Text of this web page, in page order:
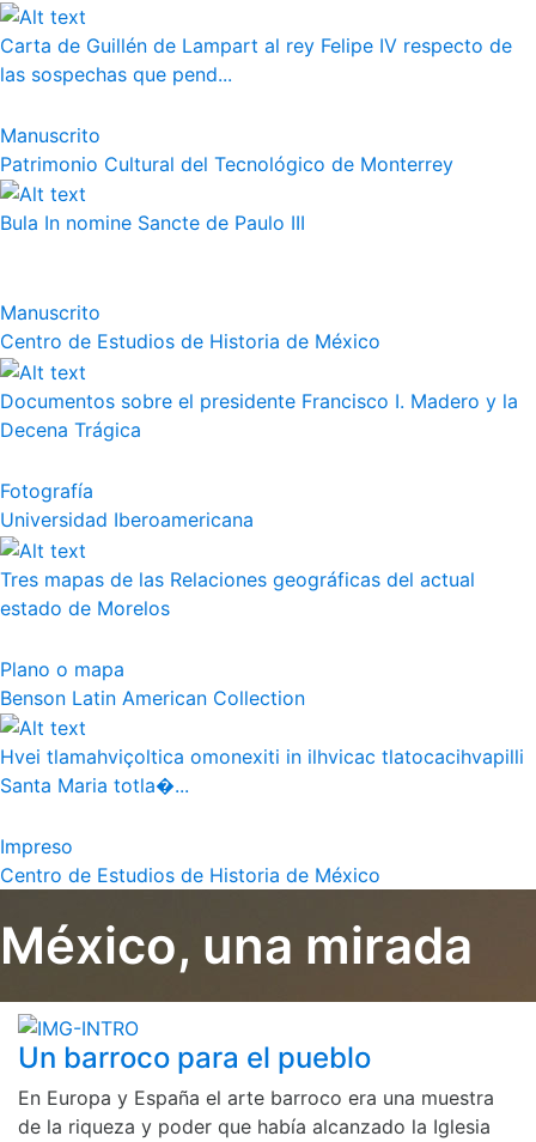
Carta de Guillén de Lampart al rey Felipe IV respecto de
las sospechas que pend...
Manuscrito
Patrimonio Cultural del Tecnológico de Monterrey
Bula In nomine Sancte de Paulo III
Manuscrito
Centro de Estudios de Historia de México
Documentos sobre el presidente Francisco I. Madero y la
Decena Trágica
Fotografía
Universidad Iberoamericana
Tres mapas de las Relaciones geográficas del actual
estado de Morelos
Plano o mapa
Benson Latin American Collection
Hvei tlamahviçoltica omonexiti in ilhvicac tlatocacihvapilli
Santa Maria totla�...
Impreso
Centro de Estudios de Historia de México
México, una mirada
Un barroco para el pueblo
En Europa y España el arte barroco era una muestra
de la riqueza y poder que había alcanzado la Iglesia